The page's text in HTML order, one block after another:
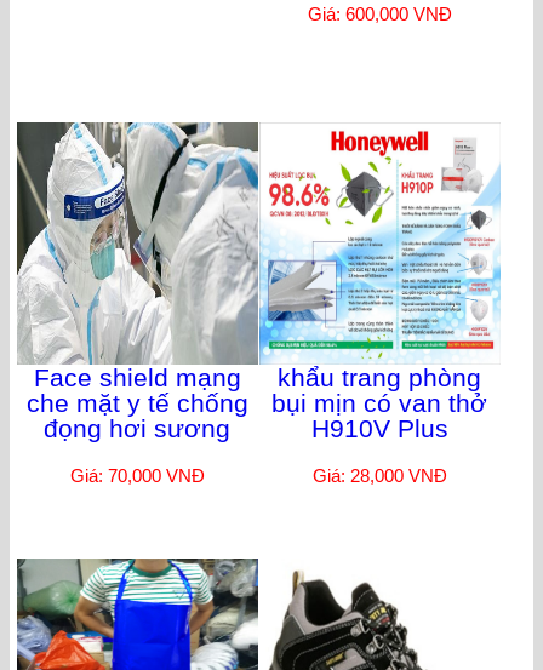
Giá: 600,000 VNĐ
Face shield mạng
che mặt y tế chống
đọng hơi sương
Giá: 70,000 VNĐ
khẩu trang phòng
bụi mịn có van thở
H910V Plus
Giá: 28,000 VNĐ